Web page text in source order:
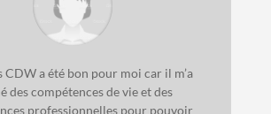
CDW a été bon pour moi car il m’a
des compétences de vie et des
professionnelles pour pouvoir